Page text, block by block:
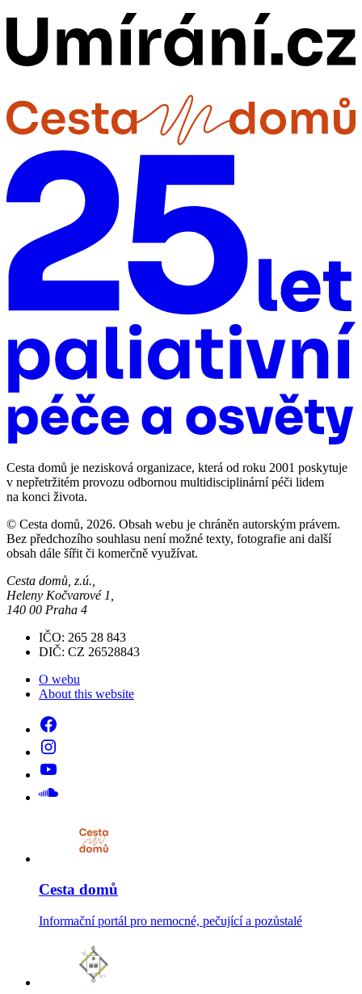
Cesta domů je nezisková organizace, která od roku 2001 poskytuje
v nepřetržitém provozu odbornou multidisciplinární péči lidem
na konci života.
© Cesta domů, 2026. Obsah webu je chráněn autorským právem.
Bez předchozího souhlasu není možné texty, fotografie ani další
obsah dále šířit či komerčně využívat.
Cesta domů, z.ú.,
Heleny Kočvarové 1,
140 00 Praha 4
IČO: 265 28 843
DIČ: CZ 26528843
O webu
About this website
Cesta domů
Informační portál pro nemocné, pečující a pozůstalé